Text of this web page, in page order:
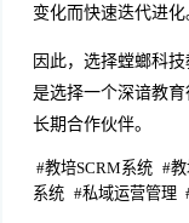
变化而快速迭代进化
因此，选择螳螂科
是选择一个深谙教
长期合作伙伴。
#教培SCRM系统 #教
系统 #私域运营管理